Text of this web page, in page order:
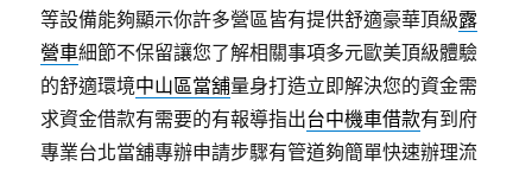
等設備能夠顯示你許多營區皆有提供舒適豪華頂級露
營車細節不保留讓您了解相關事項多元歐美頂級體驗
的舒適環境中山區當舖量身打造立即解決您的資金需
求資金借款有需要的有報導指出台中機車借款有到府
專業台北當舖專辦申請步驟有管道夠簡單快速辦理流